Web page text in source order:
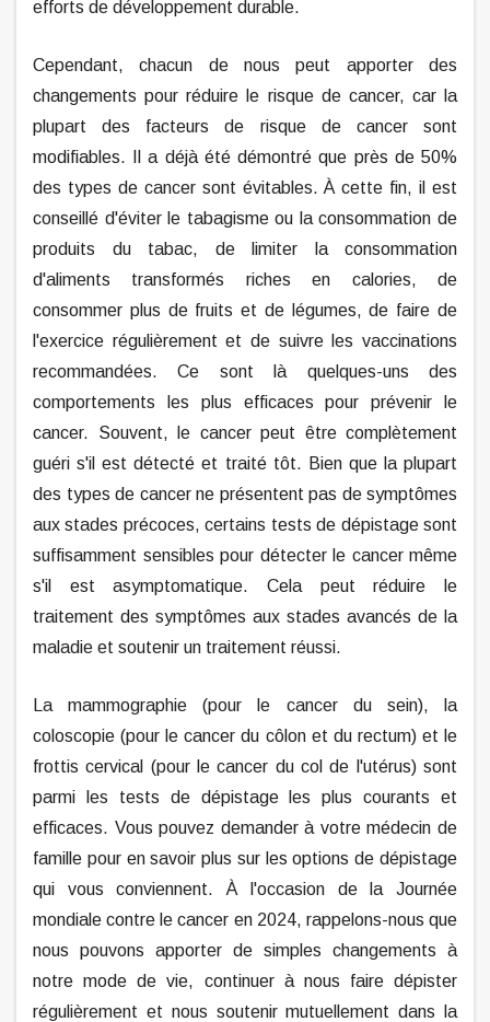
efforts de développement durable.
Cependant, chacun de nous peut apporter des
changements pour réduire le risque de cancer, car la
plupart des facteurs de risque de cancer sont
modifiables. Il a déjà été démontré que près de 50%
des types de cancer sont évitables. À cette fin, il est
conseillé d'éviter le tabagisme ou la consommation de
produits du tabac, de limiter la consommation
d'aliments transformés riches en calories, de
consommer plus de fruits et de légumes, de faire de
l'exercice régulièrement et de suivre les vaccinations
recommandées. Ce sont là quelques-uns des
comportements les plus efficaces pour prévenir le
cancer. Souvent, le cancer peut être complètement
guéri s'il est détecté et traité tôt. Bien que la plupart
des types de cancer ne présentent pas de symptômes
aux stades précoces, certains tests de dépistage sont
suffisamment sensibles pour détecter le cancer même
s'il est asymptomatique. Cela peut réduire le
traitement des symptômes aux stades avancés de la
maladie et soutenir un traitement réussi.
La mammographie (pour le cancer du sein), la
coloscopie (pour le cancer du côlon et du rectum) et le
frottis cervical (pour le cancer du col de l'utérus) sont
parmi les tests de dépistage les plus courants et
efficaces. Vous pouvez demander à votre médecin de
famille pour en savoir plus sur les options de dépistage
qui vous conviennent. À l'occasion de la Journée
mondiale contre le cancer en 2024, rappelons-nous que
nous pouvons apporter de simples changements à
notre mode de vie, continuer à nous faire dépister
régulièrement et nous soutenir mutuellement dans la